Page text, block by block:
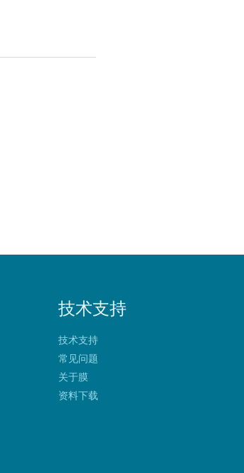
技术支持
技术支持
常见问题
关于膜
资料下载